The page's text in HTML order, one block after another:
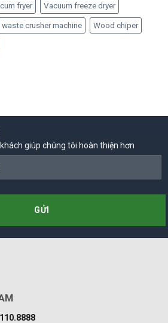
fryer Vacuum freeze dryer
waste crusher machine Wood chiper
giúp chúng tôi hoàn thiện hơn